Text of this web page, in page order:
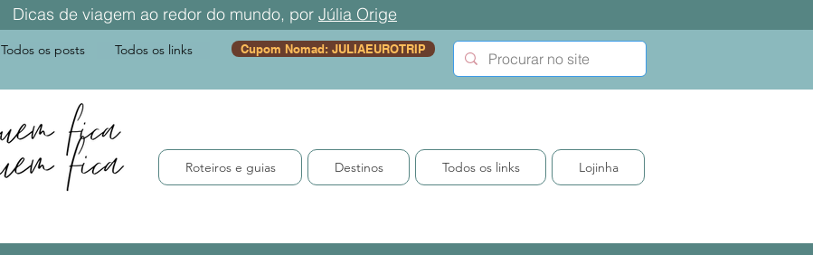
Dicas de viagem ao redor do mundo, por Júlia Orige
Todos os posts Todos os links Cupom Nomad: JULIAEUROTRIP
Roteiros e guias Destinos Todos os links Lojinha